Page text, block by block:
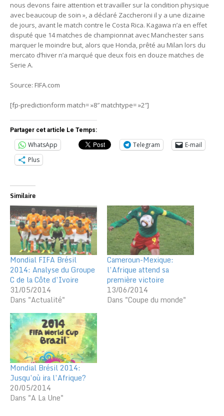
nous devons faire attention et travailler sur la condition physique
avec beaucoup de soin », a déclaré Zaccheroni il y a une dizaine
de jours, avant le match contre le Costa Rica. Kagawa n’a en effet
disputé que 14 matches de championnat avec Manchester sans
marquer le moindre but, alors que Honda, prêté au Milan lors du
mercato d’hiver n’a marqué que deux fois en douze matches de
Serie A.
Source: FIFA.com
[fp-predictionform match= »8″ matchtype= »2″]
Partager cet article Le Temps:
WhatsApp Telegram
E-mail
Plus
Similaire
Mondial FIFA Brésil
2014: Analyse du Groupe
C de la Côte d’Ivoire
31/05/2014
Dans "Actualité"
Cameroun-Mexique:
l’Afrique attend sa
première victoire
13/06/2014
Dans "Coupe du monde"
Mondial Brésil 2014:
Jusqu’où ira l’Afrique?
20/05/2014
Dans "A La Une"